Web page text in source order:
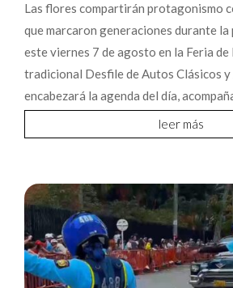
Las flores compartirán protagonismo
que marcaron generaciones durante
este viernes 7 de agosto en la Feria
tradicional Desfile de Autos Clásicos
encabezará la agenda del día,
leer más